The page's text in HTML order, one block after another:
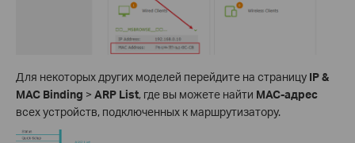
Для некоторых других моделей перейдите на страницу IP &
MAC Binding > ARP List, где вы можете найти MAC-адрес
всех устройств, подключенных к маршрутизатору.